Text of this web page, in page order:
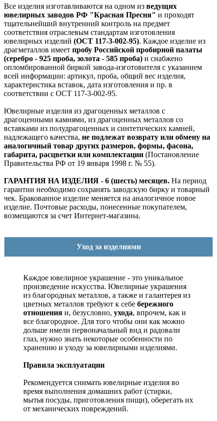
Все изделия изготавливаются на одном из ведущих
ювелирных заводов РФ "Красная Пресня" и проходят
тщательнейший внутренний контроль на предмет
соответствия отраслевым стандартам изготовления
ювелирных изделий (ОСТ 117-3-002-95). Каждое изделие из
драгметаллов имеет пробу Российской пробирной палаты
(серебро - 925 проба, золота - 585 проба) и снабжено
опломбированной биркой завода-изготовителя с указанием
всей информации: артикул, проба, общий вес изделия,
характеристика вставок, дата изготовления и пр. в
соответствии с ОСТ 117-3-002-95.
Ювелирные изделия из драгоценных металлов с
драгоценными камнями, из драгоценных металлов со
вставками из полудрагоценных и синтетических камней,
надлежащего качества, не подлежат возврату или обмену на
аналогичный товар других размеров, формы, фасона,
габарита, расцветки или комплектации (Постановление
Правительства РФ от 19 января 1998 г. № 55).
ГАРАНТИЯ НА ИЗДЕЛИЯ - 6 (шесть) месяцев. На период
гарантии необходимо сохранять заводскую бирку и товарный
чек. Бракованное изделие меняется на аналогичное новое
изделие. Почтовые расходы, понесенные покупателем,
возмещаются за счет Интернет-магазина.
Уход за изделиями
Каждое ювелирное украшение - это уникальное
произведение искусства. Ювелирные украшения
из благородных металлов, а также и галантерея из
цветных металлов требуют к себе бережного
отношения и, безусловно, ухода, впрочем, как и
все благородное. Для того чтобы они как можно
дольше имели первоначальный вид и радовали
глаз, нужно знать некоторые особенности по
хранению и уходу за ювелирными изделиями.
Правила эксплуатации
Рекомендуется снимать ювелирные изделия во
время выполнения домашних работ (стирки,
мытья посуды, приготовления пищи), оберегать их
от механических повреждений.